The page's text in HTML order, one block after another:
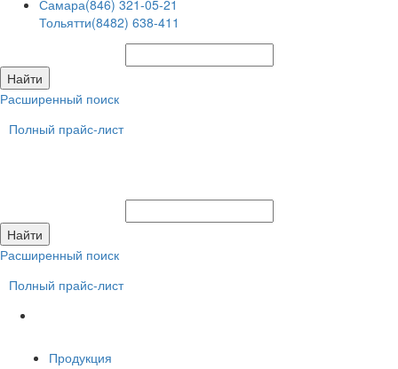
Самара(846) 321-05-21
Тольятти(8482) 638-411
Расширенный поиск
Полный прайс-лист
Расширенный поиск
Полный прайс-лист
Продукция